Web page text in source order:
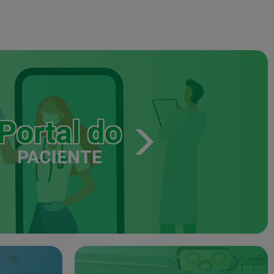
do
PACIENTE